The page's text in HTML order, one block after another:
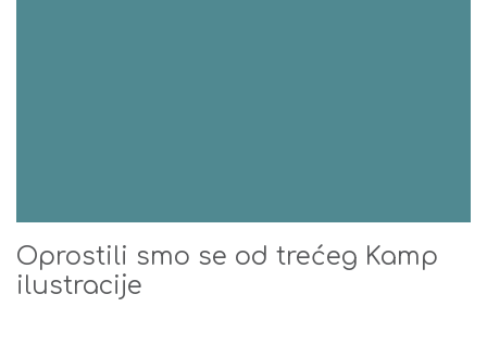
Oprostili smo se od trećeg Kamp
ilustracije